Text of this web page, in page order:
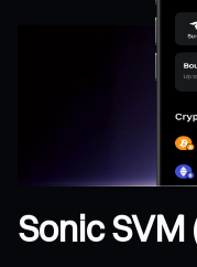
Sonic SVM